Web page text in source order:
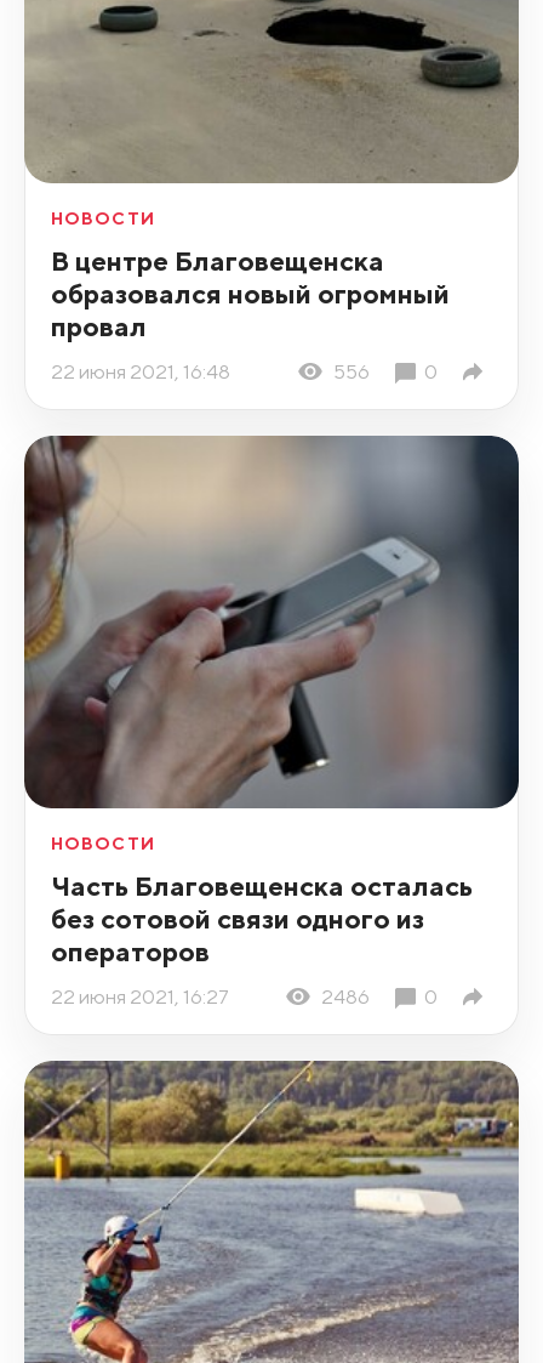
НОВОСТИ
В центре Благовещенска
образовался новый огромный
провал
22 июня 2021, 16:48 556 0
НОВОСТИ
Часть Благовещенска осталась
без сотовой связи одного из
операторов
22 июня 2021, 16:27 2486 0